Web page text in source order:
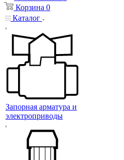
Корзина 0
Каталог
Запорная арматура и
электроприводы